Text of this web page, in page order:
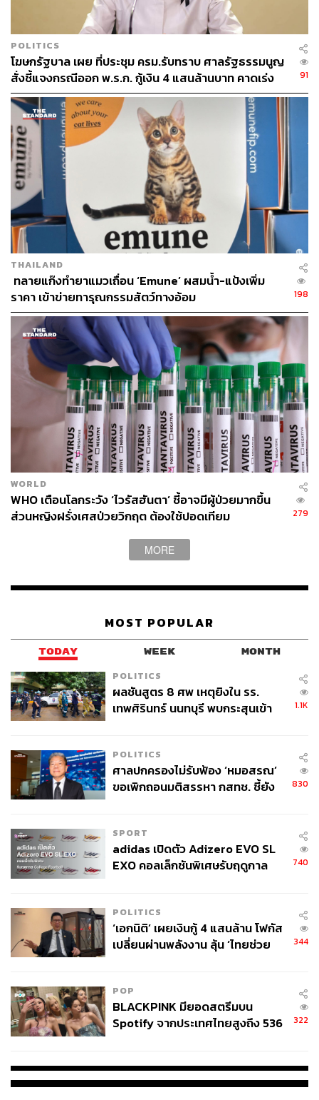
หากพี่น้องประชาชนมีข้อสงสัยหรือพบสุกรป่วยตายผิดปกติ
หรือสัตว์ป่วยตายผิดปกติ หรือต้องการความช่วยเหลือจาก
กรมปศุสัตว์ สามารถแจ้งกรมปศุสัตว์ได้ที่สำนักงานปศุสัตว์
อำเภอหรือสำนักงานปศุสัตว์จังหวัดทั่วประเทศ หรือสายด่วน
กรมปศุสัตว์ 06 3225 6888 หรือแอปพลิเคชัน DLD 4.0 ได้
ตลอด 24 ชั่วโมง
TAGS: โรคอหิวาต์แอฟริกาในสุกร เกษตรกร
กรมปศุสัตว์
โรคระบาด
สรวิศ ธานีโต เนื้อหมู
ธุรกิจสุกร
39
ABOUT THE AUTHOR
THE STANDARD TEAM
กองบรรณาธิการ THE STANDARD
POLITICS
โฆษกรัฐบาล​ เผย​ ที่ประชุม ครม.​รับทราบ​ ศาลรัฐธรรมนูญ
สั่งชี้แจงกรณีออก พ.ร.ก.​ กู้เงิน 4 แสนล้าน​บาท คาดเร่ง
ส่งคำชี้แจงในสัปดาห์นี้
91
THAILAND
​ ทลายแก๊งทำยาแมวเถื่อน ‘Emune’ ผสมน้ำ-แป้งเพิ่ม
ราคา เข้าข่ายทารุณกรรมสัตว์ทางอ้อม
198
WORLD
WHO เตือนโลกระวัง ‘ไวรัสฮันตา’ ชี้อาจมีผู้ป่วยมากขึ้น
ส่วนหญิงฝรั่งเศสป่วยวิกฤต ต้องใช้ปอดเทียม
279
MORE
MOST POPULAR
TODAY WEEK MONTH
POLITICS
ผลชันสูตร 8 ศพ เหตุยิงใน รร.
เทพศิรินทร์ นนทบุรี พบกระสุนเข้า
1.1K
POLITICS
ศาลปกครองไม่รับฟ้อง ‘หมอสรณ’
ขอเพิกถอนมติสรรหา กสทช. ชี้ยัง
830
SPORT
adidas เปิดตัว Adizero EVO SL
EXO คอลเล็กชันพิเศษรับฤดูกาล
740
POLITICS
‘เอกนิติ’ เผยเงินกู้ 4 แสนล้าน โฟกัส
เปลี่ยนผ่านพลังงาน ลุ้น ‘ไทยช่วย
344
POP
BLACKPINK มียอดสตรีมบน
Spotify จากประเทศไทยสูงถึง 536
322